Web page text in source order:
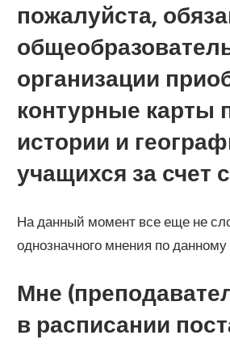
пожалуйста,
организации
контурные карты
истории и
учащихся за счет
На данный момент все еще не
однозначного мнения по данному
Мне
в расписании